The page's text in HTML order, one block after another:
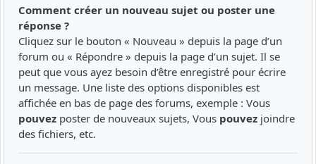
Comment créer un nouveau sujet ou poster une
réponse ?
Cliquez sur le bouton « Nouveau » depuis la page d’un
forum ou « Répondre » depuis la page d’un sujet. Il se
peut que vous ayez besoin d’être enregistré pour écrire
un message. Une liste des options disponibles est
affichée en bas de page des forums, exemple : Vous
pouvez poster de nouveaux sujets, Vous pouvez joindre
des fichiers, etc.